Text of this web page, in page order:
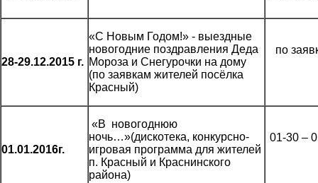
28-29.12.2015 г.
«С Новым Годом!» - выездные
новогодние поздравления Деда
Мороза и Снегурочки на дому
(по заявкам жителей посёлка
Красный)
по
01.01.2016г.
«В новогоднюю
ночь…»(дискотека, конкурсно-
игровая программа для жителей
п. Красный и Краснинского
района)
01-30 –